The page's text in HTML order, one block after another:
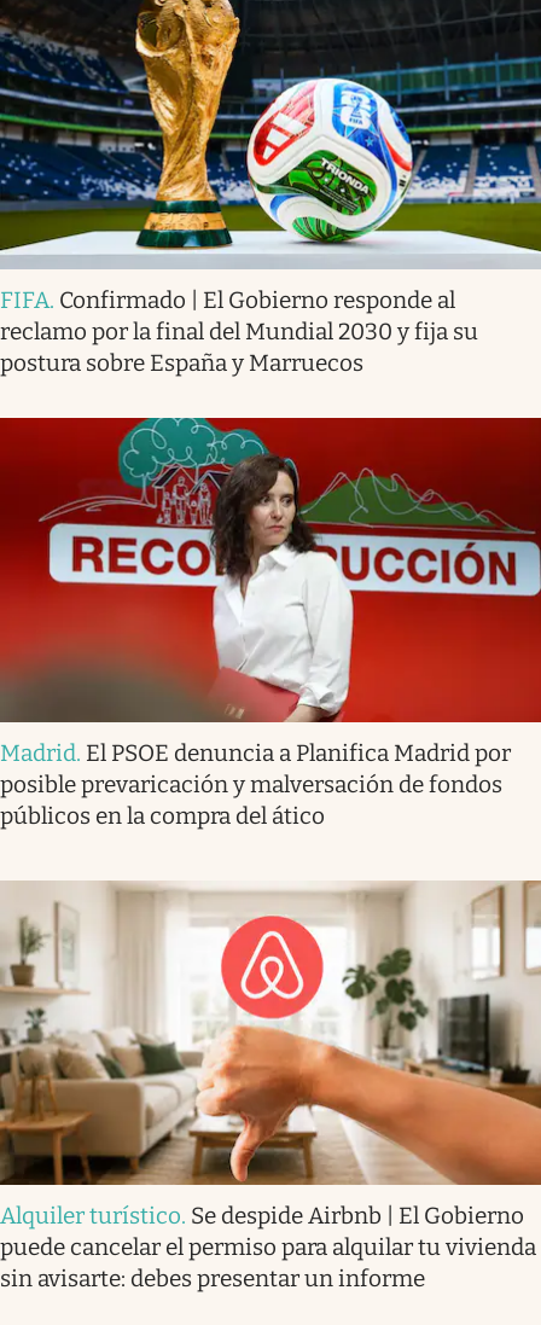
FIFA. Confirmado | El Gobierno responde al
reclamo por la final del Mundial 2030 y fija su
postura sobre España y Marruecos
Madrid. El PSOE denuncia a Planifica Madrid por
posible prevaricación y malversación de fondos
públicos en la compra del ático
Alquiler turístico. Se despide Airbnb | El Gobierno
puede cancelar el permiso para alquilar tu vivienda
sin avisarte: debes presentar un informe